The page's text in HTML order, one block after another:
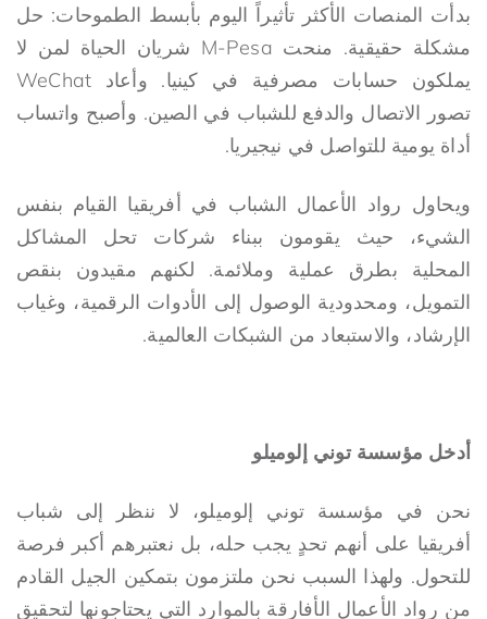
بدأت المنصات الأكثر تأثيراً اليوم بأبسط الطموحات: حل
مشكلة حقيقية. منحت M-Pesa شريان الحياة لمن لا
يملكون حسابات مصرفية في كينيا. وأعاد WeChat
تصور الاتصال والدفع للشباب في الصين. وأصبح واتساب
أداة يومية للتواصل في نيجيريا.
ويحاول رواد الأعمال الشباب في أفريقيا القيام بنفس
الشيء، حيث يقومون ببناء شركات تحل المشاكل
المحلية بطرق عملية وملائمة. لكنهم مقيدون بنقص
التمويل، ومحدودية الوصول إلى الأدوات الرقمية، وغياب
الإرشاد، والاستبعاد من الشبكات العالمية.
أدخل مؤسسة توني إلوميلو
نحن في مؤسسة توني إلوميلو، لا ننظر إلى شباب
أفريقيا على أنهم تحدٍ يجب حله، بل نعتبرهم أكبر فرصة
للتحول. ولهذا السبب نحن ملتزمون بتمكين الجيل القادم
من رواد الأعمال الأفارقة بالموارد التي يحتاجونها لتحقيق